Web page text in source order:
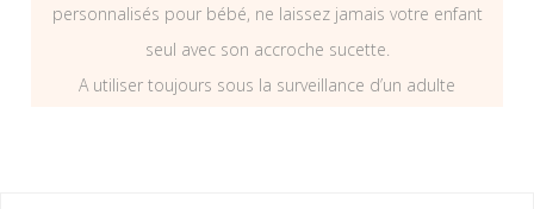
personnalisés pour bébé, ne laissez jamais votre enfant
seul avec son accroche sucette.
A utiliser toujours sous la surveillance d’un adulte